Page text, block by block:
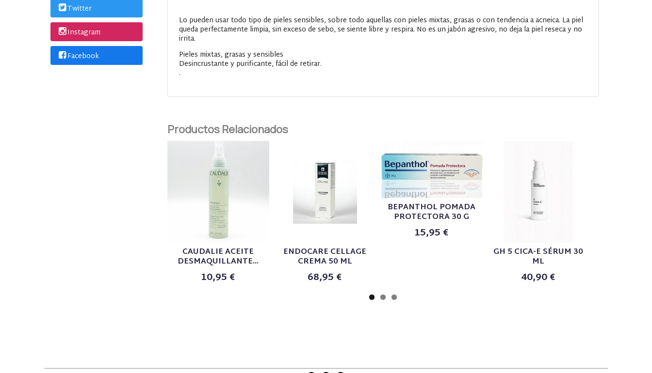
Twitter
Instagram
Facebook
Lo pueden usar todo tipo de pieles sensibles, sobre todo aquellas con pieles mixtas, grasas o con tendencia a acneica. La piel
queda perfectamente limpia, sin exceso de sebo, se siente libre y respira. No es un jabón agresivo, no deja la piel reseca y no
irrita.
Pieles mixtas, grasas y sensibles
Desincrustante y purificante, fácil de retirar.
.
Productos Relacionados
CAUDALIE ACEITE
DESMAQUILLANTE...
10,95 €
ENDOCARE CELLAGE
CREMA 50 ML
68,95 €
BEPANTHOL POMADA
PROTECTORA 30 G
15,95 €
GH 5 CICA-E SÉRUM 30
ML
40,90 €